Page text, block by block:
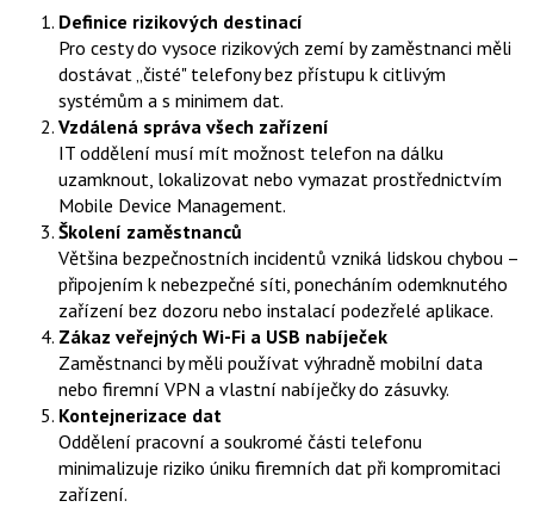
Definice rizikových destinací
Pro cesty do vysoce rizikových zemí by zaměstnanci měli
dostávat „čisté" telefony bez přístupu k citlivým
systémům a s minimem dat.
Vzdálená správa všech zařízení
IT oddělení musí mít možnost telefon na dálku
uzamknout, lokalizovat nebo vymazat prostřednictvím
Mobile Device Management.
Školení zaměstnanců
Většina bezpečnostních incidentů vzniká lidskou chybou –
připojením k nebezpečné síti, ponecháním odemknutého
zařízení bez dozoru nebo instalací podezřelé aplikace.
Zákaz veřejných Wi-Fi a USB nabíječek
Zaměstnanci by měli používat výhradně mobilní data
nebo firemní VPN a vlastní nabíječky do zásuvky.
Kontejnerizace dat
Oddělení pracovní a soukromé části telefonu
minimalizuje riziko úniku firemních dat při kompromitaci
zařízení.